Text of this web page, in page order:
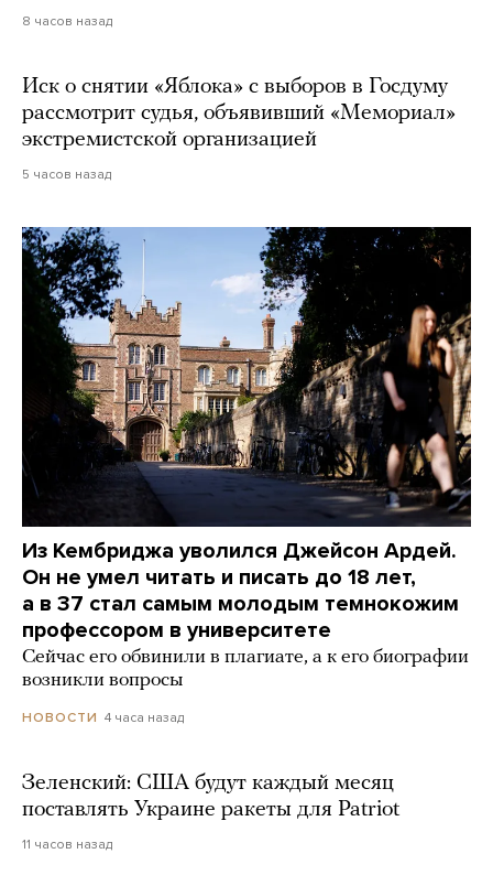
8 часов назад
Иск о снятии «Яблока» с выборов в Госдуму
рассмотрит судья, объявивший «Мемориал»
экстремистской организацией
5 часов назад
Из Кембриджа уволился Джейсон Ардей.
Он не умел читать и писать до 18 лет,
а в 37 стал самым молодым темнокожим
профессором в университете
Сейчас его обвинили в плагиате, а к его биографии
возникли вопросы
НОВОСТИ 4 часа назад
Зеленский: США будут каждый месяц
поставлять Украине ракеты для Patriot
11 часов назад